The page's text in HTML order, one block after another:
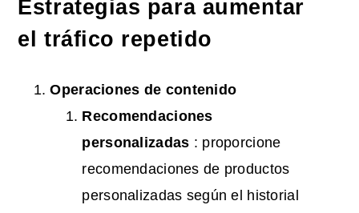
Estrategias para aumentar
el tráfico repetido
Operaciones de contenido
Recomendaciones
personalizadas : proporcione
recomendaciones de productos
personalizadas según el historial